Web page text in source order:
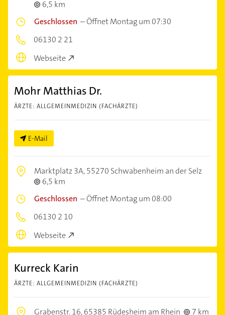
6,5 km
Geschlossen –Öffnet Montag um 07:30
06130 2 21
Webseite
Mohr Matthias Dr.
ÄRZTE: ALLGEMEINMEDIZIN (FACHÄRZTE)
E-Mail
Marktplatz 3A,55270 Schwabenheim an der Selz
6,5 km
Geschlossen –Öffnet Montag um 08:00
06130 2 10
Webseite
Kurreck Karin
ÄRZTE: ALLGEMEINMEDIZIN (FACHÄRZTE)
Grabenstr. 16,65385 Rüdesheim am Rhein
7 km